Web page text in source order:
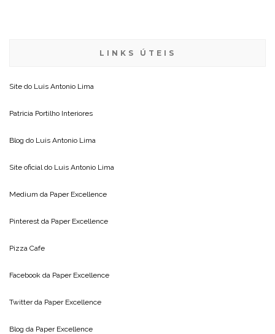
LINKS ÚTEIS
Site do Luis Antonio Lima
Patricia Portilho Interiores
Blog do Luis Antonio Lima
Site oficial do Luis Antonio Lima
Medium da Paper Excellence
Pinterest da Paper Excellence
Pizza Cafe
Facebook da Paper Excellence
Twitter da Paper Excellence
Blog da Paper Excellence